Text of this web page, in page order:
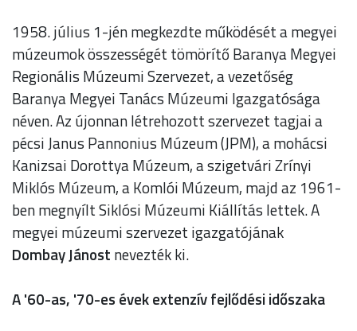
1958. július 1-jén megkezdte működését a megyei
múzeumok összességét tömörítő Baranya Megyei
Regionális Múzeumi Szervezet, a vezetőség
Baranya Megyei Tanács Múzeumi Igazgatósága
néven. Az újonnan létrehozott szervezet tagjai a
pécsi Janus Pannonius Múzeum (JPM), a mohácsi
Kanizsai Dorottya Múzeum, a szigetvári Zrínyi
Miklós Múzeum, a Komlói Múzeum, majd az 1961-
ben megnyílt Siklósi Múzeumi Kiállítás lettek. A
megyei múzeumi szervezet igazgatójának
DombayJánost nevezték ki.
A '60-as, '70-es évek extenzív fejlődési időszaka